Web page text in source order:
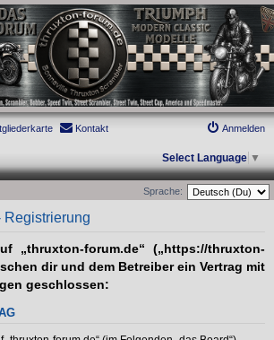
forum.de
die Triumph Modern Classic Modelle. Das Forum für
ab BJ 2001. Triumph Bonneville, Thruxton,
Twin, Street Scrambler, Street Twin, Street Cup, America
Kontakt Anmelden
Select Language ▼
Sprache:
Registrierung
„thruxton-forum.de“ („https://thruxton-
dir und dem Betreiber ein Vertrag mit
geschlossen: